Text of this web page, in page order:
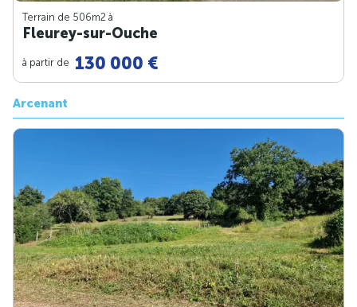
Terrain de 506m2 à
Fleurey-sur-Ouche
à partir de 130 000 €
Arcenant